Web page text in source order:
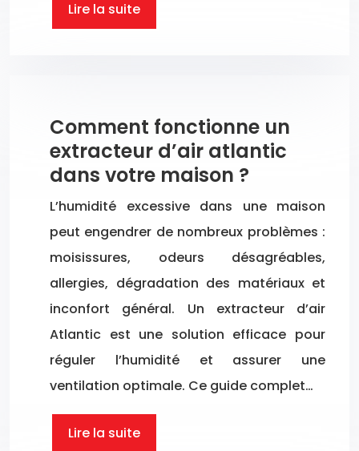
Lire la suite
Comment fonctionne un
extracteur d’air atlantic
dans votre maison ?
L’humidité excessive dans une maison
peut engendrer de nombreux problèmes :
moisissures, odeurs désagréables,
allergies, dégradation des matériaux et
inconfort général. Un extracteur d’air
Atlantic est une solution efficace pour
réguler l’humidité et assurer une
ventilation optimale. Ce guide complet…
Lire la suite